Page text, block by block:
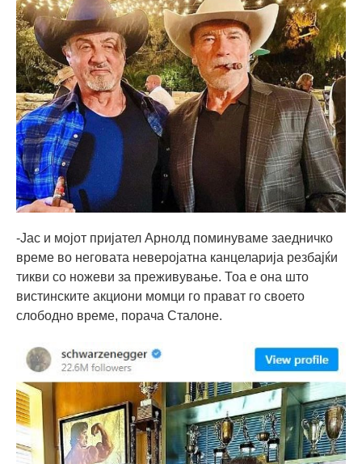
-Јас и мојот пријател Арнолд поминуваме заедничко
време во неговата неверојатна канцеларија резбајќи
тикви со ножеви за преживување. Тоа е она што
вистинските акциони момци го прават го своето
слободно време, порача Сталоне.